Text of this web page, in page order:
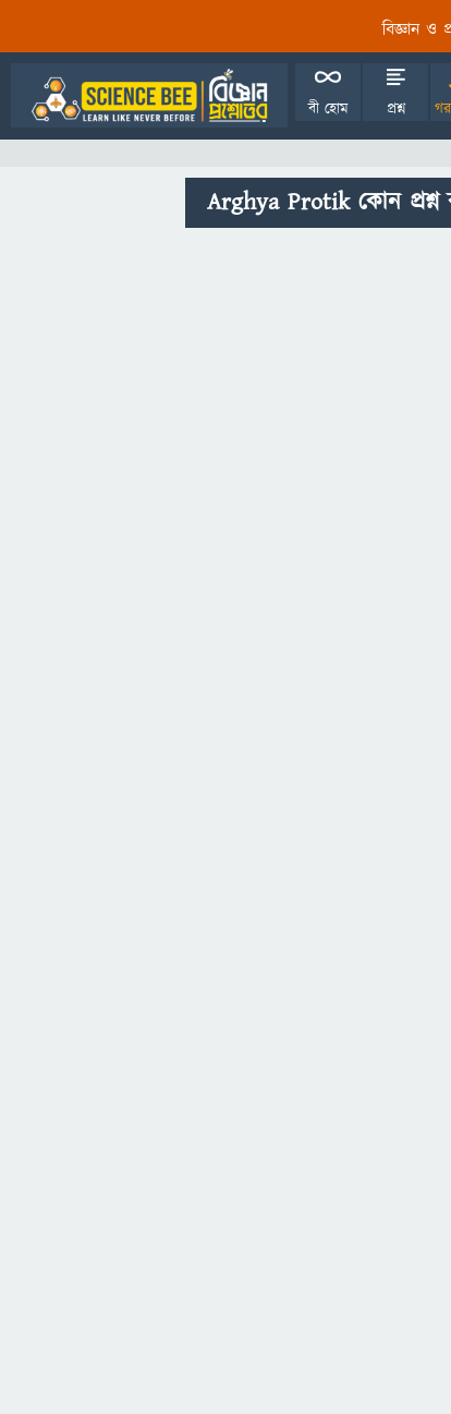
বিজ্ঞান ও
বী হোম প্রশ্ন
Arghya Protik কোন প্রশ্ন